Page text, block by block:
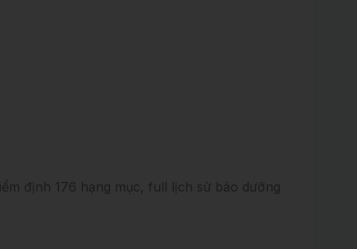
định 176 hạng mục, full lịch sử bảo dưỡng